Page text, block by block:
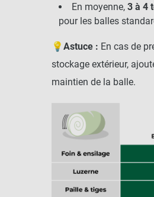
En moyenne, 3 à 4
pour les balles
💡 Astuce : En cas de
stockage extérieur,
maintien de la balle.